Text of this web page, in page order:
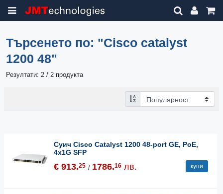
Търсенето по: "Cisco catalyst
1200 48"
Резултати: 2 / 2 продукта
Суич Cisco Catalyst 1200 48-port GE, PoE,
4x1G SFP
€ 913.25 / 1786.16 лв. купи